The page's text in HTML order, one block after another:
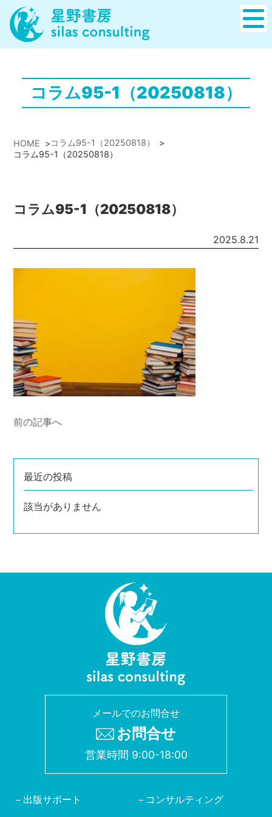
コラム95-1（20250818）
HOME >コラム95-1（20250818）
>
コラム95-1（20250818）
コラム95-1（20250818）
2025.8.21
前の記事へ
最近の投稿
該当がありません
メールでのお問合せ
お問合せ
営業時間 9:00-18:00
出版サポート
コンサルティング